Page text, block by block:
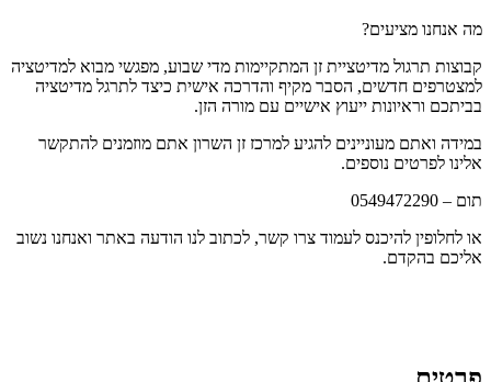
מה אנחנו מציעים?
בביתכם וראיונות ייעוץ אישיים עם מורה הזן.
אלינו לפרטים נוספים.
תום – 0549472290
אליכם בהקדם.